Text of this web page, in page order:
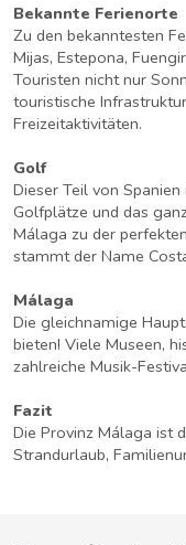
Bekannte Ferienorte
Zu den bekanntesten
Mijas, Estepona,
Touristen nicht nur
touristische
Freizeitaktivitäten.
Golf
Dieser Teil von
Golfplätze und das
Málaga zu der
stammt der Name
Málaga
Die gleichnamige
bieten! Viele Museen,
zahlreiche Musik-
Fazit
Die Provinz Málaga ist
Strandurlaub,